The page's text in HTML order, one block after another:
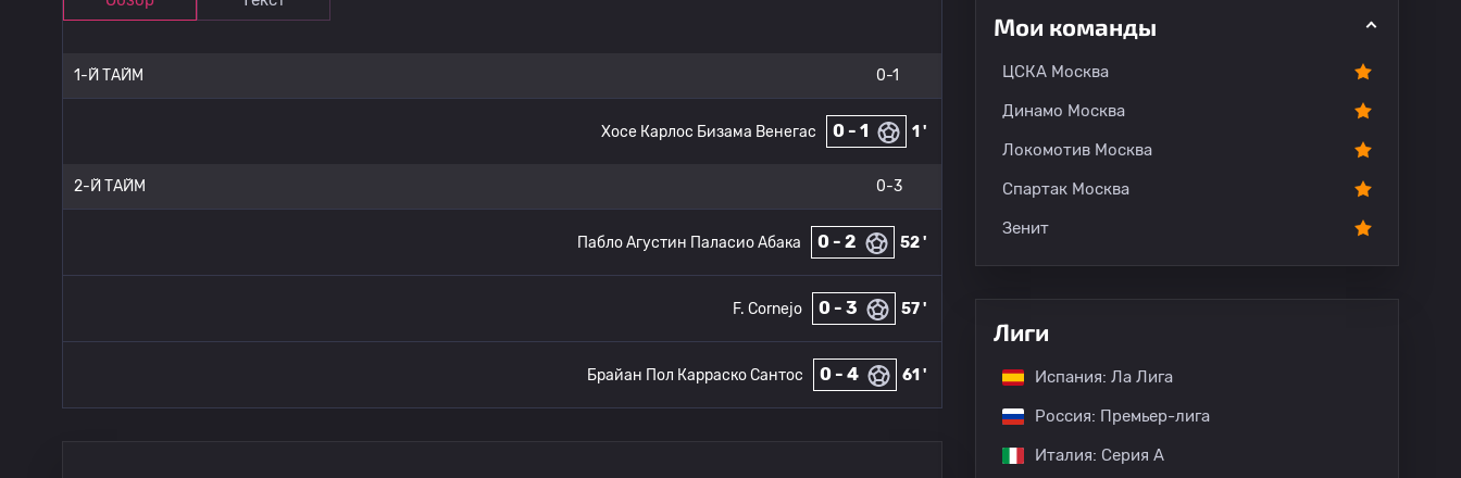
1-Й ТАЙМ 0-1
1 '
0 - 1
Хосе Карлос Бизама Венегас
2-Й ТАЙМ 0-3
52 '
0 - 2
Пабло Агустин Паласио Абака
57 '
0 - 3
F. Cornejo
61 '
0 - 4
Брайан Пол Карраско Сантос
Мои команды
ЦСКА Москва
Динамо Москва
Локомотив Москва
Спартак Москва
Зенит
Лиги
Испания: Ла Лига
Россия: Премьер-лига
Италия: Серия А